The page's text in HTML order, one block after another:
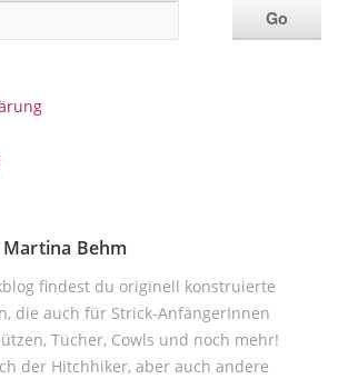
Behm
findest du originell konstruierte
die auch für Strick-AnfängerInnen
Tücher, Cowls und noch mehr!
der Hitchhiker, aber auch andere